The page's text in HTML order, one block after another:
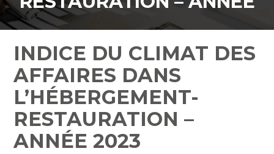
2023
INDICE DU CLIMAT DES
AFFAIRES DANS
L’HÉBERGEMENT-
RESTAURATION –
ANNÉE 2023